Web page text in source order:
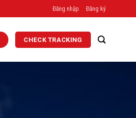
Đăng nhập Đăng ký
CHECK TRACKING